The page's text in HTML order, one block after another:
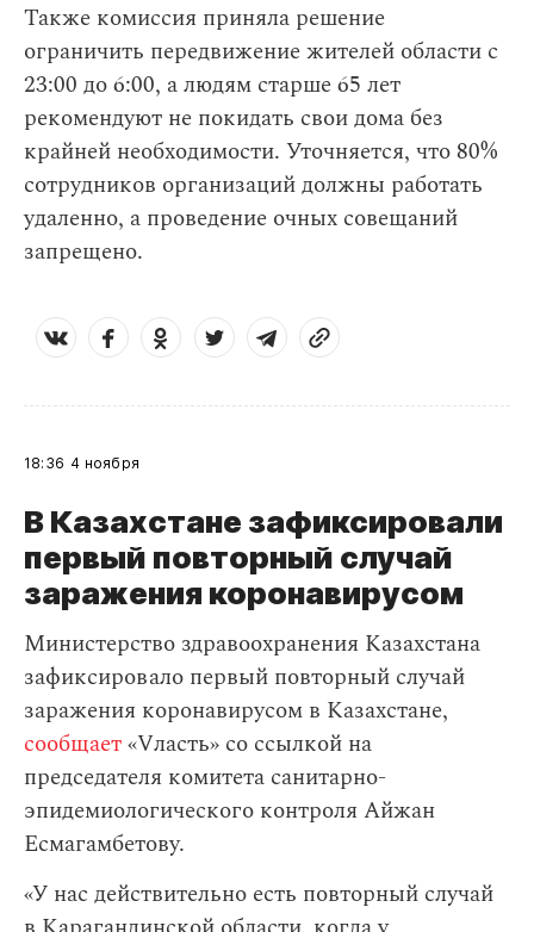
Также комиссия приняла решение
ограничить передвижение жителей области с
23:00 до 6:00, а людям старше 65 лет
рекомендуют не покидать свои дома без
крайней необходимости. Уточняется, что 80%
сотрудников организаций должны работать
удаленно, а проведение очных совещаний
запрещено.
18:36 4 ноября
В Казахстане зафиксировали
первый повторный случай
заражения коронавирусом
Министерство здравоохранения Казахстана
зафиксировало первый повторный случай
заражения коронавирусом в Казахстане,
сообщает«Vласть» со ссылкой на
председателя комитета санитарно-
эпидемиологического контроля Айжан
Есмагамбетову.
«У нас действительно есть повторный случай